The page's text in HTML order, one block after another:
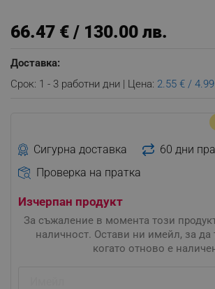
66.47 € / 130.00 лв.
Доставка:
Срок: 1 - 3 работни дни | Цена: 2.55 € /
Сигурна доставка
60 дни
Проверка на пратка
Изчерпан продукт
За съжаление в момента този
наличност. Остави ни имейл, за да
когато отново е